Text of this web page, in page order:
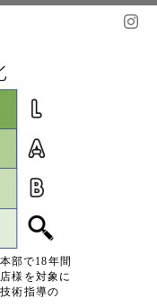
部で18年間
様を対象に
術指導の